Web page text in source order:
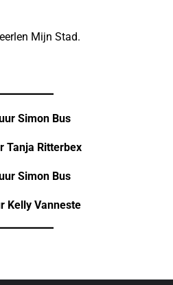
Mijn Stad.
Simon Bus
Tanja Ritterbex
Simon Bus
Kelly Vanneste